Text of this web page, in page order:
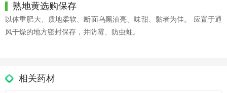
熟地黄选购保存
以体重肥大、质地柔软、断面乌黑油亮、味甜、黏者为佳。 应置于通
风干燥的地方密封保存，并防霉、防虫蛀。
相关药材